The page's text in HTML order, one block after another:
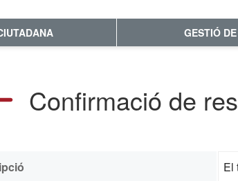
GESTIÓ
Confirmació de
El